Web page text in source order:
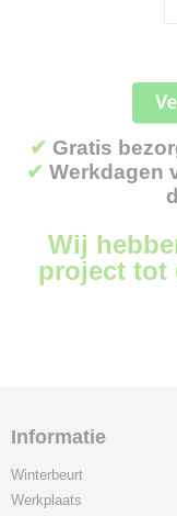
✔ Gratis
✔ Werkdagen
Wij
project tot
Informatie
Winterbeurt
Werkplaats